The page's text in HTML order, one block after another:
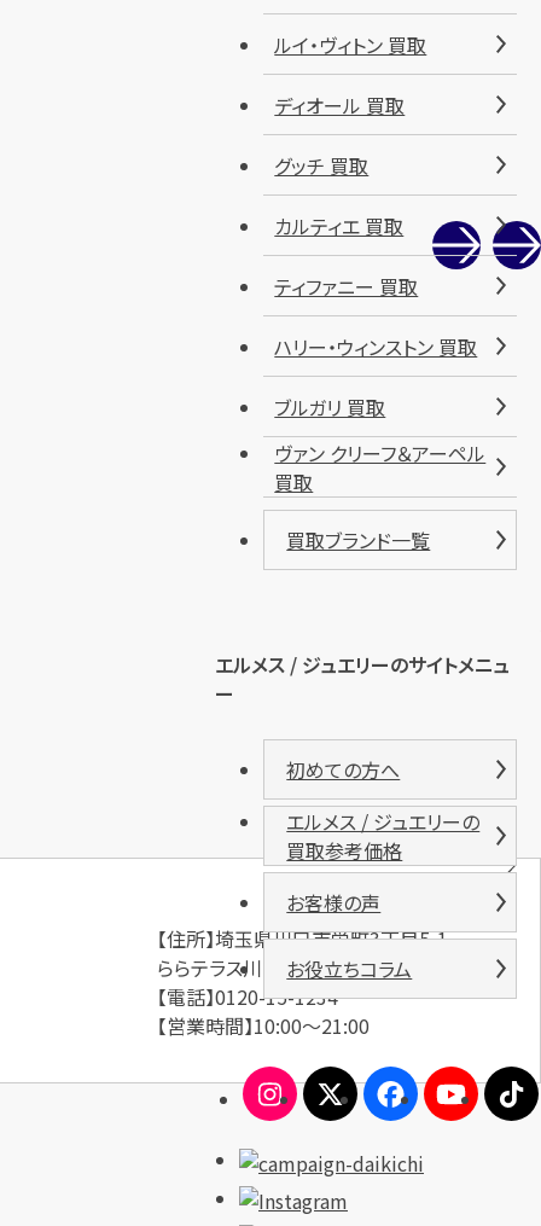
【住所】埼玉県川口市栄町3丁目5-1
ららテラス川口 1階（旧：そごう川口店）
【電話】0120-15-1234
【営業時間】10:00～21:00
ルイ・ヴィトン 買取
ディオール 買取
グッチ 買取
カルティエ 買取
ティファニー 買取
ハリー・ウィンストン 買取
ブルガリ 買取
ヴァン クリーフ＆アーペル
買取
買取ブランド一覧
エルメス / ジュエリーのサイトメニュ
ー
初めての方へ
エルメス / ジュエリーの
買取参考価格
お客様の声
お役立ちコラム